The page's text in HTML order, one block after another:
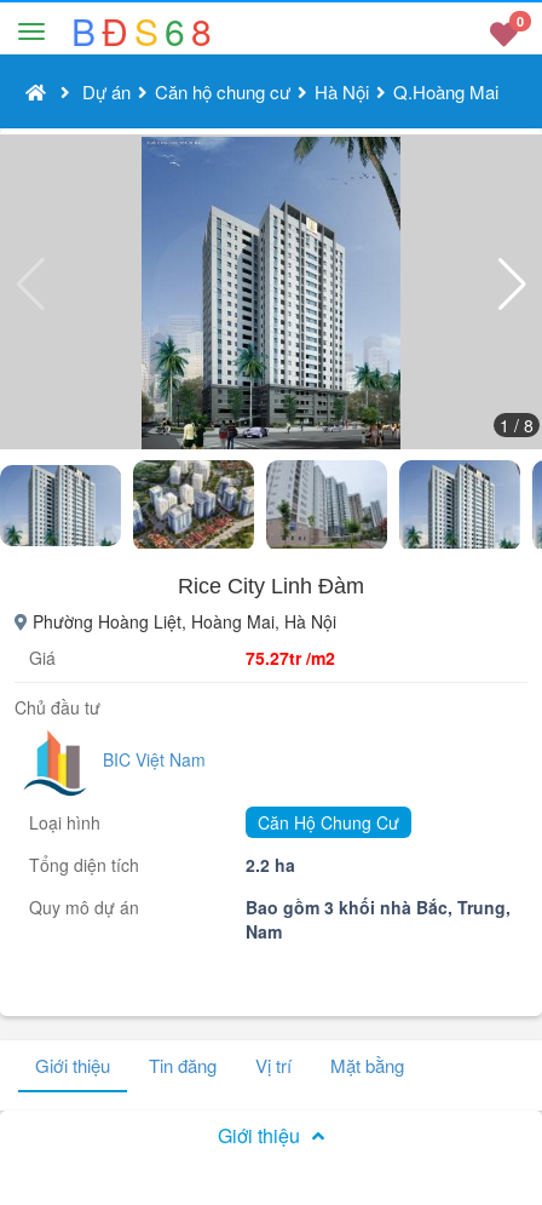
BĐS68 0
Dự án Căn hộ chung cư Hà Nội Q.Hoàng Mai
1 / 8
Rice City Linh Đàm
Phường Hoàng Liệt, Hoàng Mai, Hà Nội
Giá
75.27tr /m2
Chủ đầu tư
BIC Việt Nam
Loại hình
Căn Hộ Chung Cư
Tổng diện tích
2.2 ha
Quy mô dự án
Bao gồm 3 khối nhà Bắc, Trung,
Nam
Giới thiệu Tin đăng Vị trí Mặt bằng
Giới thiệu